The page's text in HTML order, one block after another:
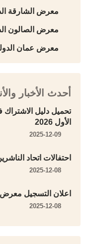
معرض الشارقة
معرض الصالون
معرض عمان الدولي
أحدث الأخبار
تحميل دليل
الأول 2026
2025-12-09
احتفالات اتحاد
2025-12-08
اعلان التسجيل معرض
2025-12-08